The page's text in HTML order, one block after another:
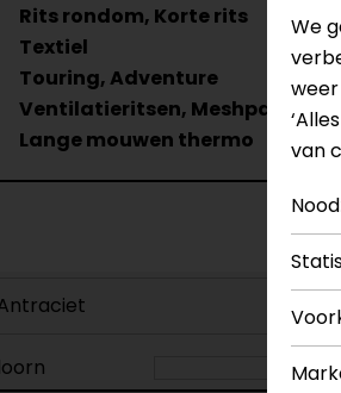
Rits rondom, Korte rits
Textiel
Touring, Adventure
Ventilatieritsen, Meshpanelen
Lange mouwen thermo
We
van